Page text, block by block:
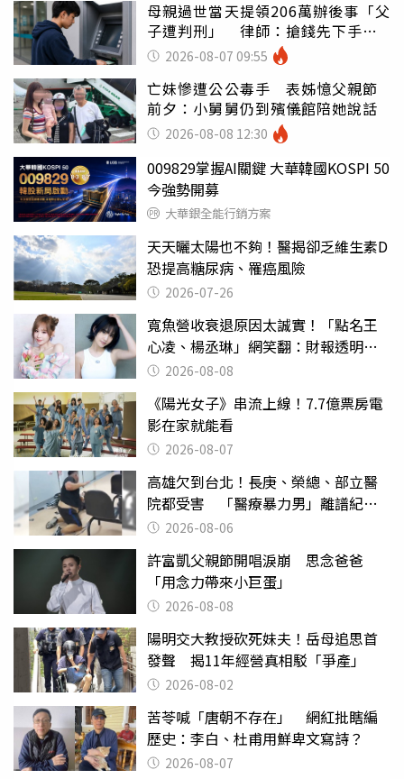
母親過世當天提領206萬辦後事「父
子遭判刑」 律師：搶錢先下手是
罪 2026-08-07 09:55
亡妹慘遭公公毒手 表姊憶父親節
前夕：小舅舅仍到殯儀館陪她說話
2026-08-08 12:30
009829掌握AI關鍵 大華韓國KOSPI 50
今強勢開募
大華銀全能行銷方案
天天曬太陽也不夠！醫揭卻乏維生素D
恐提高糖尿病、罹癌風險
2026-07-26
寬魚營收衰退原因太誠實！「點名王
心凌、楊丞琳」網笑翻：財報透明度
滿分2026-08-08
《陽光女子》串流上線！7.7億票房電
影在家就能看
2026-08-07
高雄欠到台北！長庚、榮總、部立醫
院都受害 「醫療暴力男」離譜紀錄
曝光2026-08-06
許富凱父親節開唱淚崩 思念爸爸
「用念力帶來小巨蛋」
2026-08-08
陽明交大教授砍死妹夫！岳母追思首
發聲 揭11年經營真相駁「爭產」
2026-08-02
苦苓喊「唐朝不存在」 網紅批瞎編
歷史：李白、杜甫用鮮卑文寫詩？
2026-08-07